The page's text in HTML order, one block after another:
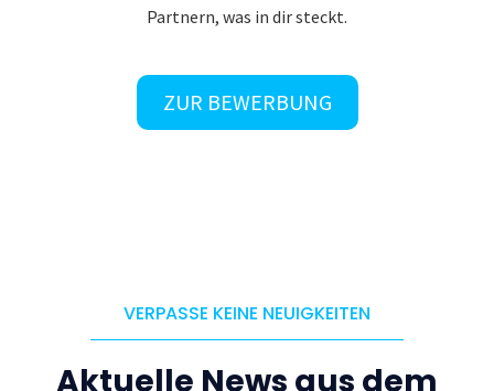
Partnern, was in dir steckt.
ZUR BEWERBUNG
VERPASSE KEINE NEUIGKEITEN
Aktuelle News aus dem